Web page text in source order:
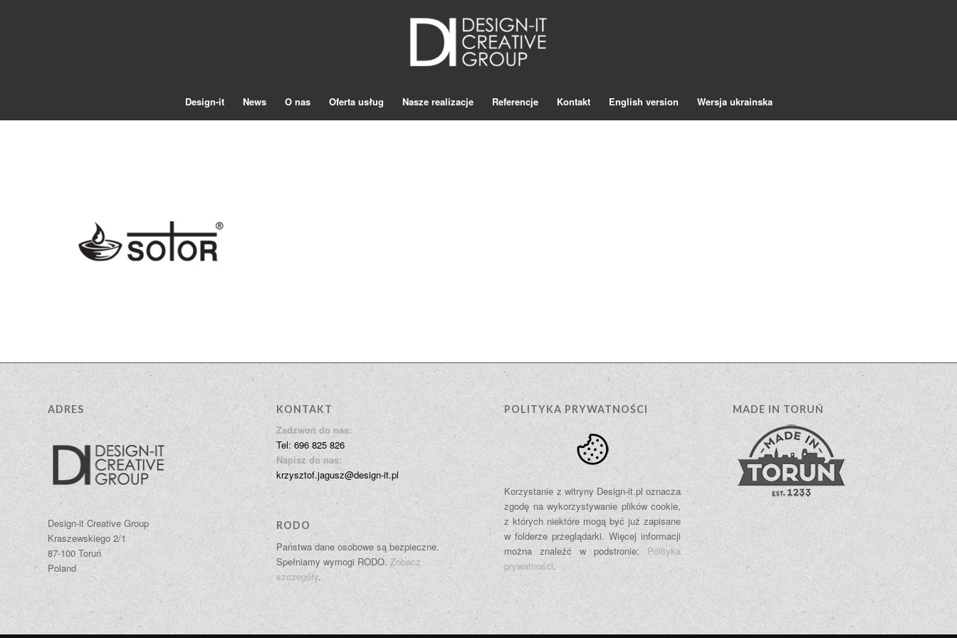
Design-it News O nas Oferta usług Nasze realizacje Referencje Kontakt English version Wersja ukrainska
ADRES
Design-it Creative Group
Kraszewskiego 2/1
87-100 Toruń
Poland
KONTAKT
Zadzwoń do nas:
Tel: 696 825 826
Napisz do nas:
krzysztof.jagusz@design-it.pl
RODO
Państwa dane osobowe są bezpieczne.
Spełniamy wymogi RODO.Zobacz
szczegóły.
POLITYKA PRYWATNOŚCI
Korzystanie z witryny Design-it.pl oznacza
zgodę na wykorzystywanie plików cookie,
z których niektóre mogą być już zapisane
w folderze przeglądarki. Więcej informacji
można znaleźć w podstronie: Polityka
prywatności.
MADE IN TORUŃ